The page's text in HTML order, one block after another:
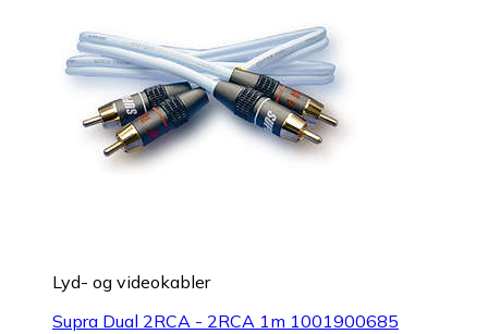
Lyd- og videokabler
Supra Dual 2RCA - 2RCA 1m 1001900685